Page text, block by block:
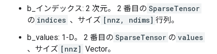
b_インデックス: 2 次元。 2 番目の SparseTensor
の indices 、サイズ [nnz, ndims] 行列。
b_values: 1-D。 2 番目の SparseTensor の values
、サイズ [nnz] Vector。